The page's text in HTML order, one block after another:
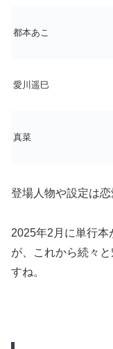
都本あこ
愛川遥巳
真菜
登場人物や設定は恋
2025年2月に単行本
が、これから続々
すね。